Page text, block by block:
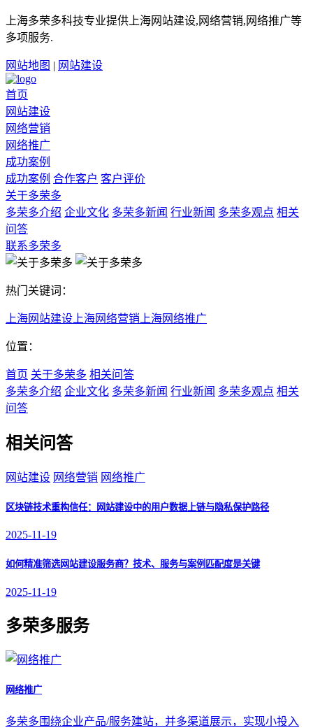
上海多荣多科技专业提供上海网站建设,网络营销,网络推广等
多项服务.
网站地图 | 网站建设
首页
网站建设
网络营销
网络推广
成功案例
成功案例 合作客户 客户评价
关于多荣多
多荣多介绍 企业文化 多荣多新闻 行业新闻 多荣多观点 相关
问答
联系多荣多
热门关键词：
上海网站建设 上海网络营销 上海网络推广
位置：
首页 关于多荣多 相关问答
多荣多介绍 企业文化 多荣多新闻 行业新闻 多荣多观点 相关
问答
相关问答
网站建设 网络营销 网络推广
区块链技术重构信任：网站建设中的用户数据上链与隐私保护路径
2025-11-19
如何精准筛选网站建设服务商？技术、服务与案例匹配度是关键
2025-11-19
多荣多服务
网络推广
多荣多围绕企业产品/服务建站，并多渠道展示，实现小投入